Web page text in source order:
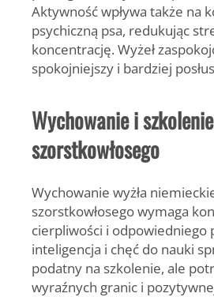
Aktywność wpływa także na
psychiczną psa, redukując
koncentrację. Wyżeł
spokojniejszy i bardziej
Wychowanie i
szorstkowłosego
Wychowanie wyżła
szorstkowłosego wymaga
cierpliwości i odpowiedniego
inteligencja i chęć do nauki
podatny na szkolenie, ale
wyraźnych granic i